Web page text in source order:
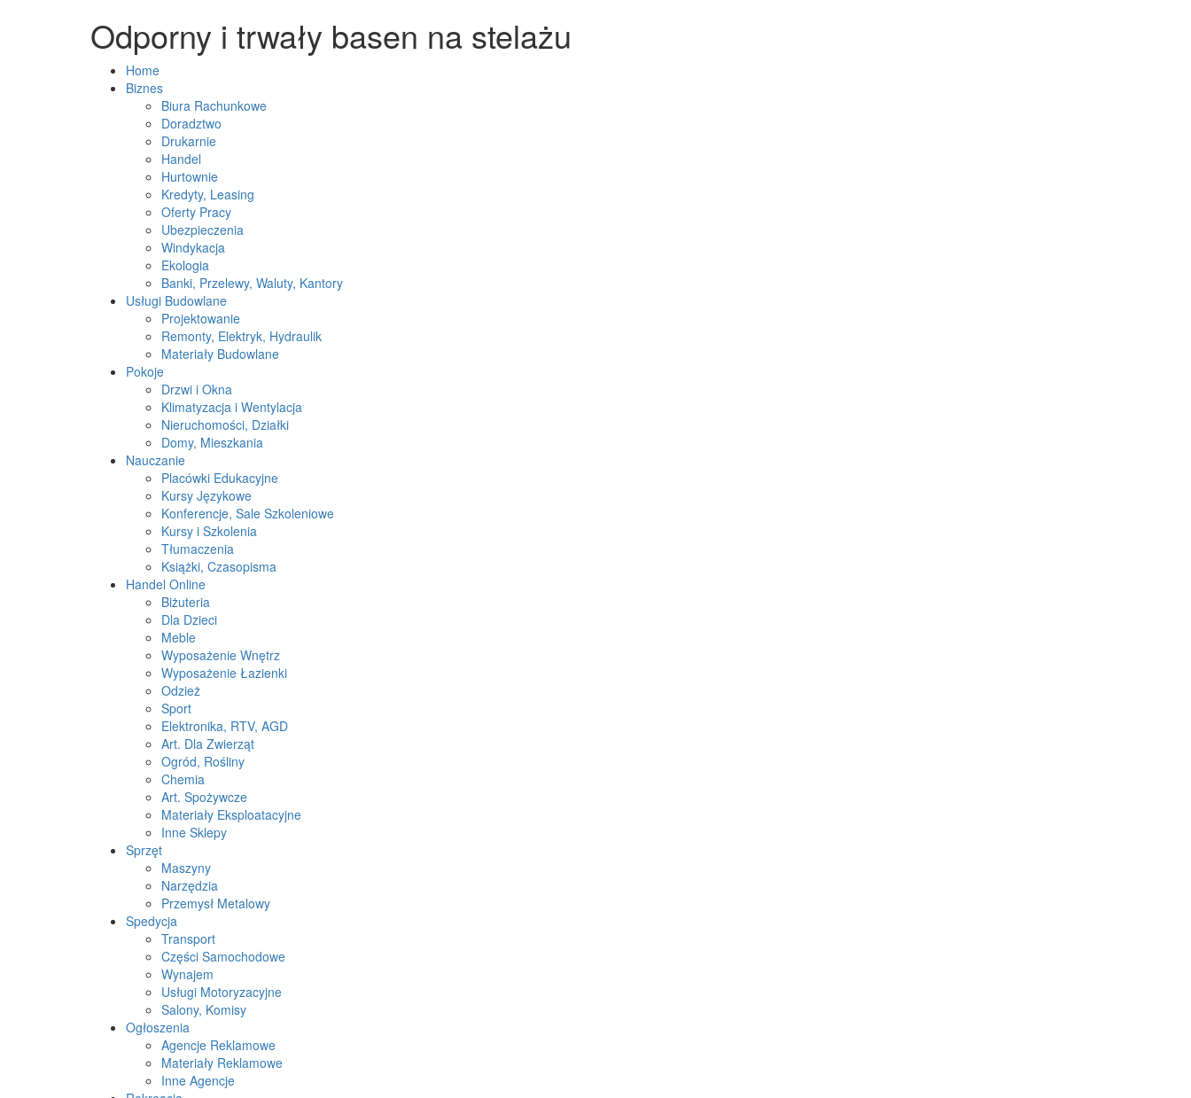
Odporny i trwały basen na stelażu
Home
Biznes
Biura Rachunkowe
Doradztwo
Drukarnie
Handel
Hurtownie
Kredyty, Leasing
Oferty Pracy
Ubezpieczenia
Windykacja
Ekologia
Banki, Przelewy, Waluty, Kantory
Usługi Budowlane
Projektowanie
Remonty, Elektryk, Hydraulik
Materiały Budowlane
Pokoje
Drzwi i Okna
Klimatyzacja i Wentylacja
Nieruchomości, Działki
Domy, Mieszkania
Nauczanie
Placówki Edukacyjne
Kursy Językowe
Konferencje, Sale Szkoleniowe
Kursy i Szkolenia
Tłumaczenia
Książki, Czasopisma
Handel Online
Biżuteria
Dla Dzieci
Meble
Wyposażenie Wnętrz
Wyposażenie Łazienki
Odzież
Sport
Elektronika, RTV, AGD
Art. Dla Zwierząt
Ogród, Rośliny
Chemia
Art. Spożywcze
Materiały Eksploatacyjne
Inne Sklepy
Sprzęt
Maszyny
Narzędzia
Przemysł Metalowy
Spedycja
Transport
Części Samochodowe
Wynajem
Usługi Motoryzacyjne
Salony, Komisy
Ogłoszenia
Agencje Reklamowe
Materiały Reklamowe
Inne Agencje